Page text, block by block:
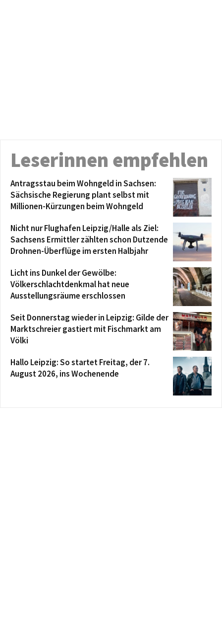
Leserinnen empfehlen
Antragsstau beim Wohngeld in Sachsen:
Sächsische Regierung plant selbst mit
Millionen-Kürzungen beim Wohngeld
Nicht nur Flughafen Leipzig/Halle als Ziel:
Sachsens Ermittler zählten schon Dutzende
Drohnen-Überflüge im ersten Halbjahr
Licht ins Dunkel der Gewölbe:
Völkerschlachtdenkmal hat neue
Ausstellungsräume erschlossen
Seit Donnerstag wieder in Leipzig: Gilde der
Marktschreier gastiert mit Fischmarkt am
Völki
Hallo Leipzig: So startet Freitag, der 7.
August 2026, ins Wochenende